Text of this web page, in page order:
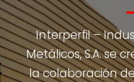
Interperfil –
Metálicos, S.A. se
la colaboración